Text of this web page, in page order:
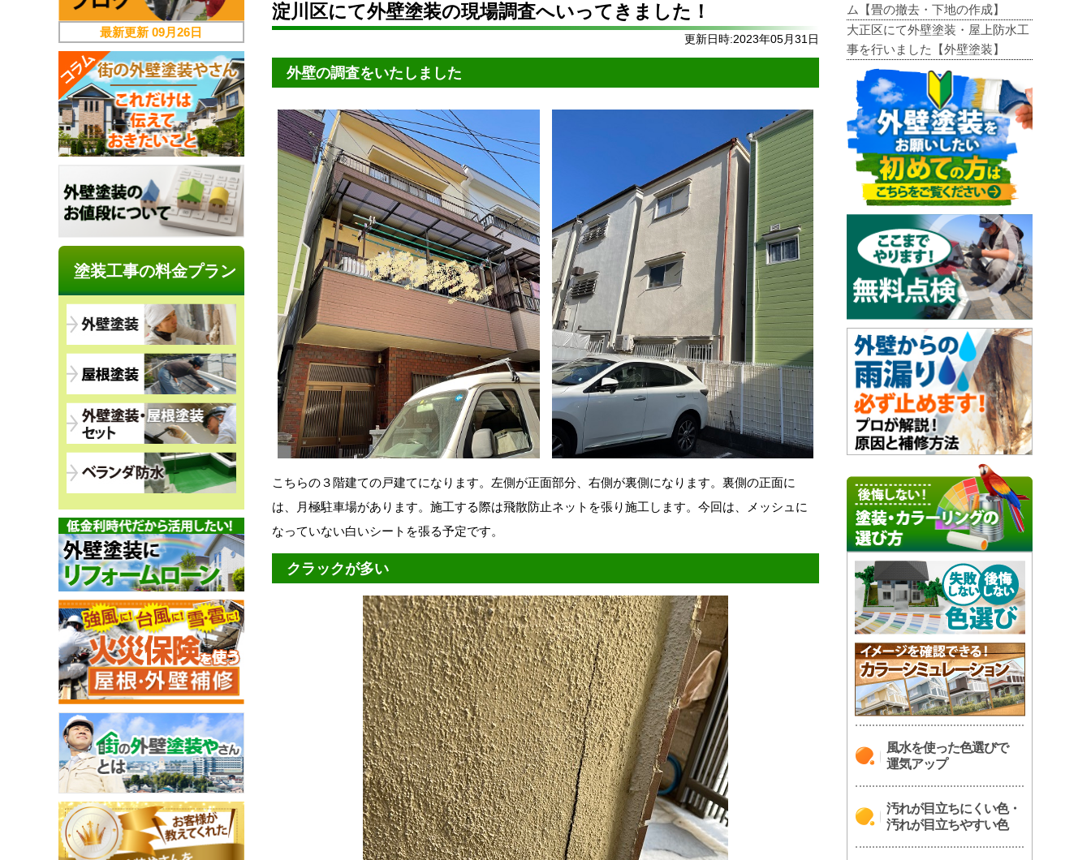
淀川区にて外壁塗装の現場調査へいってきました！
更新日時:2023年05月31日
外壁の調査をいたしました
こちらの３階建ての戸建てになります。左側が正面部分、右側が裏側になります。裏側の正面に
は、月極駐車場があります。施工する際は飛散防止ネットを張り施工します。今回は、メッシュに
なっていない白いシートを張る予定です。
クラックが多い
ム【畳の撤去・下地の作成】
大正区にて外壁塗装・屋上防水工
事を行いました【外壁塗装】
風水を使った色選びで
運気アップ
汚れが目立ちにくい色・
汚れが目立ちやすい色
最新更新09月26日
塗装工事の料金プラン